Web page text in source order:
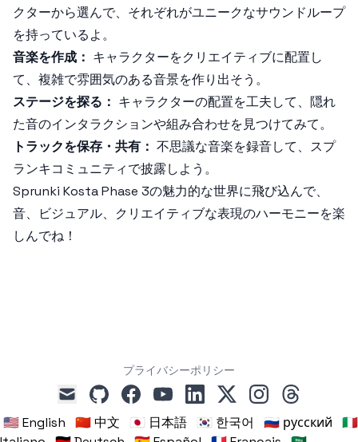
クターから選んで、それぞれがユニークなサウンドループ
を持っているよ。
音楽を作成： キャラクターをクリエイティブに配置し
て、複雑で雰囲気のある音景を作り出そう。
ステージを探る： キャラクターの配置を工夫して、隠れ
た音のインタラクションや組み合わせを見つけてみて。
トラックを保存・共有： 不思議な音楽を録音して、スプ
ランキコミュニティで披露しよう。
Sprunki Kosta Phase 3の魅力的な世界に飛び込んで、
音、ビジュアル、クリエイティブな表現のハーモニーを楽
しんでね！
プライバシーポリシー
mail
githubfacebookyoutubelinkedin
x instagramthreads
🇺🇸 English 🇨🇳 中文 🇯🇵 日本語 🇰🇷 한국어 🇷🇺 русский
🇮🇹